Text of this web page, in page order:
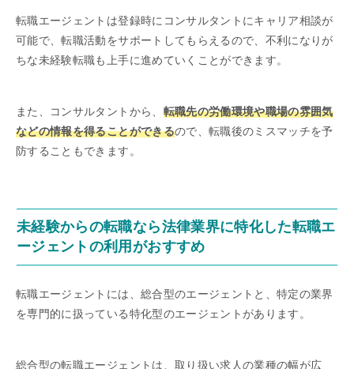
転職エージェントは登録時にコンサルタントにキャリア相談が
可能で、転職活動をサポートしてもらえるので、不利になりが
ちな未経験転職も上手に進めていくことができます。
また、コンサルタントから、 転職先の労働環境や職場の雰囲気
などの情報を得ることができるので、転職後のミスマッチを予
防することもできます。
未経験からの転職なら法律業界に特化した転職エ
ージェントの利用がおすすめ
転職エージェントには、総合型のエージェントと、特定の業界
を専門的に扱っている特化型のエージェントがあります。
総合型の転職エージェントは、取り扱い求人の業種の幅が広